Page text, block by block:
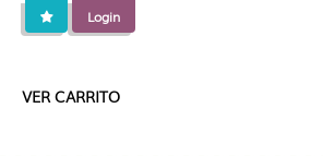
Login
VER CARRITO